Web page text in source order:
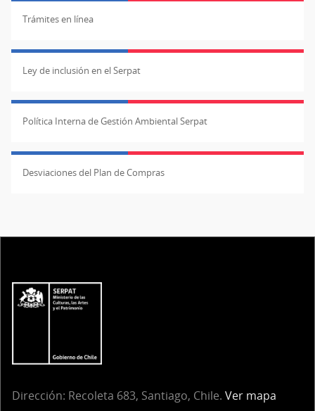
Trámites en línea
Ley de inclusión en el Serpat
Política Interna de Gestión Ambiental Serpat
Desviaciones del Plan de Compras
Dirección: Recoleta 683, Santiago, Chile. Ver mapa